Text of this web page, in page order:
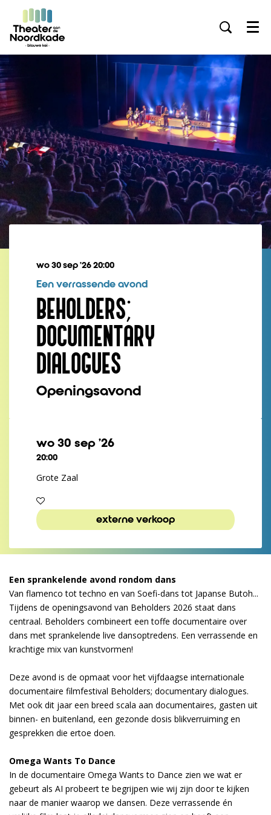
Menu
BEHOLDERS;
DOCUMENTARY
DIALOGUES
Openingsavond
Een verrassende avond
wo 30 sep ’2620:00
wo 30 sep ’26
20:00
Grote Zaal
externe verkoop
Een sprankelende avond rondom dans
Van flamenco tot techno en van Soefi-dans tot Japanse Butoh...
Tijdens de openingsavond van Beholders 2026 staat dans
centraal. Beholders combineert een toffe documentaire over
dans met sprankelende live dansoptredens. Een verrassende en
krachtige mix van kunstvormen!
Deze avond is de opmaat voor het vijfdaagse internationale
documentaire filmfestival Beholders; documentary dialogues.
Met ook dit jaar een breed scala aan documentaires, gasten uit
binnen- en buitenland, een gezonde dosis blikverruiming en
gesprekken die ertoe doen.
Omega Wants To Dance
In de documentaire Omega Wants to Dance zien we wat er
gebeurt als AI probeert te begrijpen wie wij zijn door te kijken
naar de manier waarop we dansen. Deze verrassende én